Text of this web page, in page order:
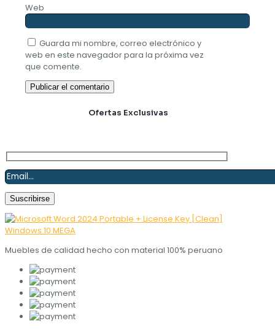
Web
Guarda mi nombre, correo electrónico y
web en este navegador para la próxima vez
que comente.
Ofertas Exclusivas
Muebles de calidad hecho con material 100% peruano